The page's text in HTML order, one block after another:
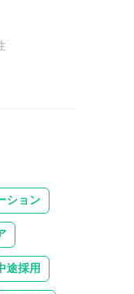
ション
途採用